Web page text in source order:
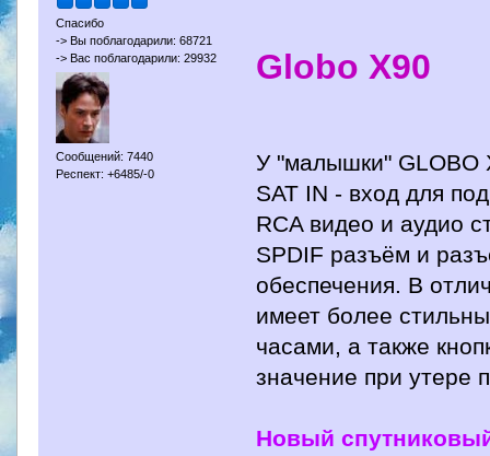
Спасибо
-> Вы поблагодарили: 68721
-> Вас поблагодарили: 29932
Сообщений: 7440
Респект: +6485/-0
Globo X90
У "малышки" GLOBO
SAT IN - вход для
RCA видео и аудио
SPDIF разъём и
обеспечения. В
имеет более
часами, а также
значение при утере
Новый